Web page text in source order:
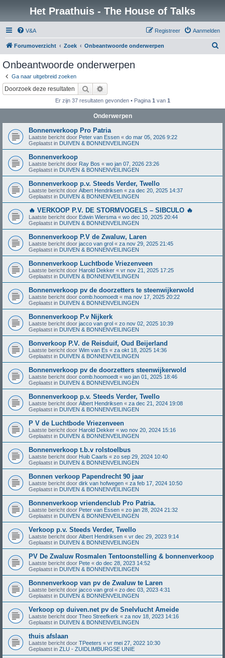
Het Praathuis - The House of Talks
V&A Aanmelden
Registreer
Forumoverzicht Zoek Onbeantwoorde onderwerpen
Onbeantwoorde onderwerpen
Ga naar uitgebreid zoeken
Zoek
Er zijn 37 resultaten gevonden • Pagina 1 van 1
Onderwerpen
Bonnenverkoop Pro Patria
Laatste bericht door Peter van Essen « do mar 05, 2026 9:22
Geplaatst in DUIVEN & BONNENVEILINGEN
Bonnenverkoop
Laatste bericht door Ray Bos « wo jan 07, 2026 23:26
Geplaatst in DUIVEN & BONNENVEILINGEN
Bonnenverkoop p.v. Steeds Verder, Twello
Laatste bericht door Albert Hendriksen « za dec 20, 2025 14:37
Geplaatst in DUIVEN & BONNENVEILINGEN
🔥 VERKOOP P.V. DE STORMVOGELS – SIBCULO 🔥
Laatste bericht door Edwin Wiersma « wo dec 10, 2025 20:44
Geplaatst in DUIVEN & BONNENVEILINGEN
Bonnenverkoop P.V de Zwaluw, Laren
Laatste bericht door jacco van grol « za nov 29, 2025 21:45
Geplaatst in DUIVEN & BONNENVEILINGEN
Bonnenverkoop Luchtbode Vriezenveen
Laatste bericht door Harold Dekker « vr nov 21, 2025 17:25
Geplaatst in DUIVEN & BONNENVEILINGEN
Bonnenverkoop pv de doorzetters te steenwijkerwold
Laatste bericht door comb.hoomoedt « ma nov 17, 2025 20:22
Geplaatst in DUIVEN & BONNENVEILINGEN
Bonnenverkoop P.v Nijkerk
Laatste bericht door jacco van grol « zo nov 02, 2025 10:39
Geplaatst in DUIVEN & BONNENVEILINGEN
Bonverkoop P.V. de Reisduif, Oud Beijerland
Laatste bericht door Wim van Es « za okt 18, 2025 14:36
Geplaatst in DUIVEN & BONNENVEILINGEN
Bonnenverkoop pv de doorzetters steenwijkerwold
Laatste bericht door comb.hoomoedt « wo jan 01, 2025 18:46
Geplaatst in DUIVEN & BONNENVEILINGEN
Bonnenverkoop p.v. Steeds Verder, Twello
Laatste bericht door Albert Hendriksen « za dec 21, 2024 19:08
Geplaatst in DUIVEN & BONNENVEILINGEN
P V de Luchtbode Vriezenveen
Laatste bericht door Harold Dekker « wo nov 20, 2024 15:16
Geplaatst in DUIVEN & BONNENVEILINGEN
Bonnenverkoop t.b.v rolstoelbus
Laatste bericht door Huib Caarls « zo sep 29, 2024 10:40
Geplaatst in DUIVEN & BONNENVEILINGEN
Bonnen verkoop Papendrecht 90 jaar
Laatste bericht door dirk van hofwegen « za feb 17, 2024 10:50
Geplaatst in DUIVEN & BONNENVEILINGEN
Bonnenverkoop vriendenclub Pro Patria.
Laatste bericht door Peter van Essen « zo jan 28, 2024 21:32
Geplaatst in DUIVEN & BONNENVEILINGEN
Verkoop p.v. Steeds Verder, Twello
Laatste bericht door Albert Hendriksen « vr dec 29, 2023 9:14
Geplaatst in DUIVEN & BONNENVEILINGEN
PV De Zwaluw Rosmalen Tentoonstelling & bonnenverkoop
Laatste bericht door Pete « do dec 28, 2023 14:52
Geplaatst in DUIVEN & BONNENVEILINGEN
Bonnenverkoop van pv de Zwaluw te Laren
Laatste bericht door jacco van grol « zo dec 03, 2023 4:31
Geplaatst in DUIVEN & BONNENVEILINGEN
Verkoop op duiven.net pv de Snelvlucht Ameide
Laatste bericht door Theo Streefkerk « za nov 18, 2023 14:16
Geplaatst in DUIVEN & BONNENVEILINGEN
thuis afslaan
Laatste bericht door TPeeters « vr mei 27, 2022 10:30
Geplaatst in ZLU - ZUIDLIMBURGSE UNIE